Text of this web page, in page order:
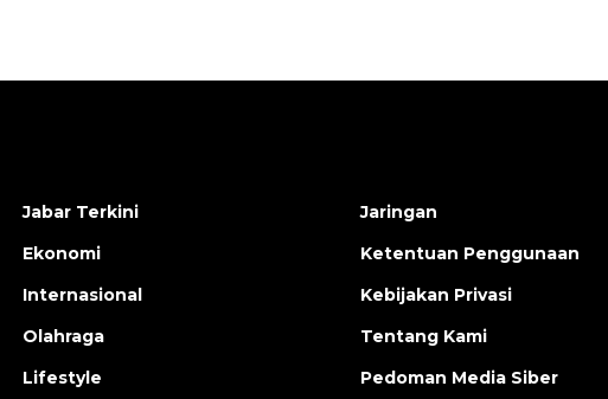
Jabar Terkini
Ekonomi
Internasional
Olahraga
Lifestyle
Jaringan
Ketentuan Penggunaan
Kebijakan Privasi
Tentang Kami
Pedoman Media Siber